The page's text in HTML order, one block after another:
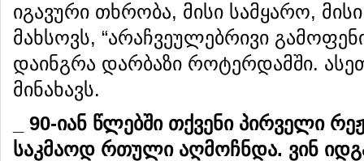
იგავური თხრობა, მისი სამყარო,
მახსოვს, “არაჩვეულებრივი
დაინგრა დარბაზი როტერდამში.
მინახავს.
_ 90-იან წლებში თქვენი პირველი
საკმაოდ რთული აღმოჩნდა. ვინ